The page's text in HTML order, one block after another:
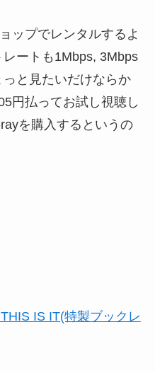
ップでレンタルするよ
ートも1Mbps, 3Mbps
と見たいだけならか
円払ってお試し視聴し
を購入するというの
IS IT(特製ブックレ